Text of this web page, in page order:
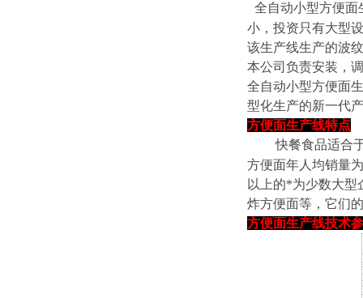
全自动小型方便面
小，投资只有大型
该生产线生产的波
本公司负责安装，
全自动小型方便面
型化生产的新一代
方便面生产线特点
快餐食品适合于
方便面年人均销量
以上的*为少数大型
炸方便面等，它们
方便面生产线技术